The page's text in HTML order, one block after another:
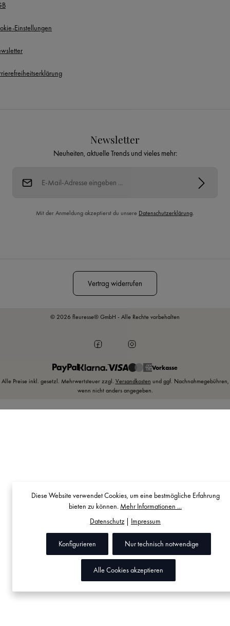
Einstellungen
Newsletter
Neuheiten, aktuelle Trends und vieles mehr:
Mit der Anmeldung akzeptierst du unsere Datenschutzerklärung.
Vertrag widerrufen
© 2026 fleuresse® GmbH - Alle Rechte vorbehalten
Vorkasse
Alle Preise inkl. gesetzl. Mehrwertsteuer zzgl. Versandkosten und ggf. Nachnahmegebühren,
wenn nicht anders angegeben.
Diese Website verwendet Cookies, um eine bestmögliche Erfahrung
bieten zu können. Mehr Informationen ...
Datenschutz| Impressum
Nur technisch notwendige
Konfigurieren
Alle Cookies akzeptieren